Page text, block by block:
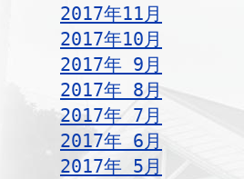
2017年11月
2017年10月
2017年 9月
2017年 8月
2017年 7月
2017年 6月
2017年 5月